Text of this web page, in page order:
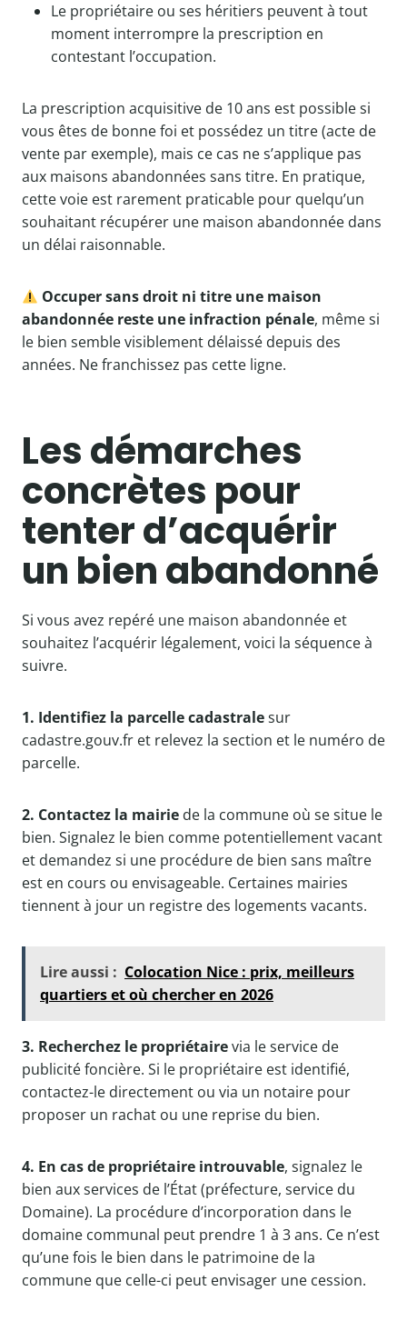
Le propriétaire ou ses héritiers peuvent à tout
moment interrompre la prescription en
contestant l’occupation.
La prescription acquisitive de 10 ans est possible si
vous êtes de bonne foi et possédez un titre (acte de
vente par exemple), mais ce cas ne s’applique pas
aux maisons abandonnées sans titre. En pratique,
cette voie est rarement praticable pour quelqu’un
souhaitant récupérer une maison abandonnée dans
un délai raisonnable.
Occuper sans droit ni titre une maison
abandonnée reste une infraction pénale, même si
le bien semble visiblement délaissé depuis des
années. Ne franchissez pas cette ligne.
Les démarches
concrètes pour
tenter d’acquérir
un bien abandonné
Si vous avez repéré une maison abandonnée et
souhaitez l’acquérir légalement, voici la séquence à
suivre.
1. Identifiez la parcelle cadastralesur
cadastre.gouv.fr et relevez la section et le numéro de
parcelle.
2. Contactez la mairie de la commune où se situe le
bien. Signalez le bien comme potentiellement vacant
et demandez si une procédure de bien sans maître
est en cours ou envisageable. Certaines mairies
tiennent à jour un registre des logements vacants.
Lire aussi : Colocation Nice : prix, meilleurs
quartiers et où chercher en 2026
3. Recherchez le propriétairevia le service de
publicité foncière. Si le propriétaire est identifié,
contactez-le directement ou via un notaire pour
proposer un rachat ou une reprise du bien.
4. En cas de propriétaire introuvable, signalez le
bien aux services de l’État (préfecture, service du
Domaine). La procédure d’incorporation dans le
domaine communal peut prendre 1 à 3 ans. Ce n’est
qu’une fois le bien dans le patrimoine de la
commune que celle-ci peut envisager une cession.